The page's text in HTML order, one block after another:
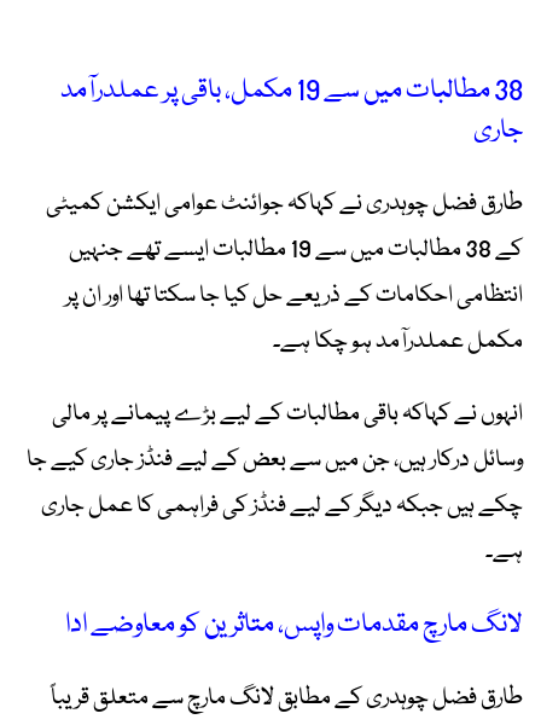
38 مطالبات میں سے 19 مکمل، باقی پر عملدرآمد
جاری
طارق فضل چوہدری نے کہاکہ جوائنٹ عوامی ایکشن کمیٹی
کے 38 مطالبات میں سے 19 مطالبات ایسے تھے جنہیں
انتظامی احکامات کے ذریعے حل کیا جا سکتا تھا اور ان پر
مکمل عملدرآمد ہو چکا ہے۔
انہوں نے کہاکہ باقی مطالبات کے لیے بڑے پیمانے پر مالی
وسائل درکار ہیں، جن میں سے بعض کے لیے فنڈز جاری کیے جا
چکے ہیں جبکہ دیگر کے لیے فنڈز کی فراہمی کا عمل جاری
ہے۔
لانگ مارچ مقدمات واپس، متاثرین کو معاوضے ادا
طارق فضل چوہدری کے مطابق لانگ مارچ سے متعلق قریباً